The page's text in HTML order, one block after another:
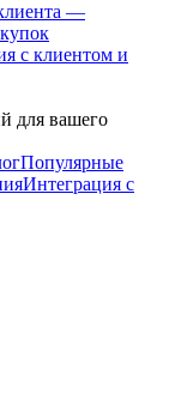
—
с клиентом и
для вашего
Популярные
Интеграция с